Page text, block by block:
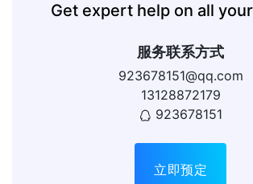
Get expert help on all
服务联系方式
923678151@qq.com
13128872179
923678151
立即预定